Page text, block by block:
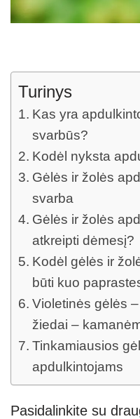
Turinys
Kas yra
svarbūs?
Kodėl nyksta
Gėlės ir žolės
svarba
Gėlės ir žolės
atkreipti dėmesį?
Kodėl gėlės ir
būti kuo
Violetinės gėlės
žiedai –
Tinkamiausios
apdulkintojams
Pasidalinkite su